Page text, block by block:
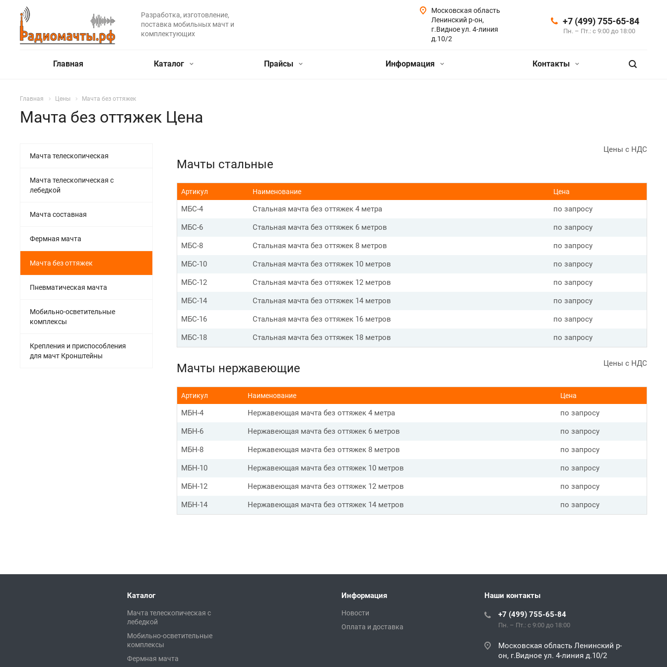
Разработка, изготовление,
поставка мобильных мачт и
комплектующих
+7 (499) 755-65-84
Пн. – Пт.: с 9:00 до 18:00
Московская область
Ленинский р-он,
г.Видное ул. 4-линия
д.10/2
Главная Каталог Прайсы Информация Контакты
Главная Цены Мачта без оттяжек
Мачта без оттяжек Цена
Цены с НДС
Мачты стальные
Артикул Наименование Цена
МБС-4 Стальная мачта без оттяжек 4 метра по запросу
МБС-6 Стальная мачта без оттяжек 6 метров по запросу
МБС-8 Стальная мачта без оттяжек 8 метров по запросу
МБС-10 Стальная мачта без оттяжек 10 метров по запросу
МБС-12 Стальная мачта без оттяжек 12 метров по запросу
МБС-14 Стальная мачта без оттяжек 14 метров по запросу
МБС-16 Стальная мачта без оттяжек 16 метров по запросу
МБС-18 Стальная мачта без оттяжек 18 метров по запросу
Цены с НДС
Мачты нержавеющие
Артикул Наименование Цена
МБН-4 Нержавеющая мачта без оттяжек 4 метра по запросу
МБН-6 Нержавеющая мачта без оттяжек 6 метров по запросу
МБН-8 Нержавеющая мачта без оттяжек 8 метров по запросу
МБН-10 Нержавеющая мачта без оттяжек 10 метров по запросу
МБН-12 Нержавеющая мачта без оттяжек 12 метров по запросу
МБН-14 Нержавеющая мачта без оттяжек 14 метров по запросу
Мачта телескопическая
Мачта телескопическая с
лебедкой
Мачта составная
Фермная мачта
Мачта без оттяжек
Пневматическая мачта
Мобильно-осветительные
комплексы
Крепления и приспособления
для мачт Кронштейны
Каталог
Мачта телескопическая с
лебедкой
Мобильно-осветительные
комплексы
Фермная мачта
Информация
Новости
Оплата и доставка
Наши контакты
+7 (499) 755-65-84
Пн. – Пт.: с 9:00 до 18:00
Московская область Ленинский р-
он, г.Видное ул. 4-линия д.10/2